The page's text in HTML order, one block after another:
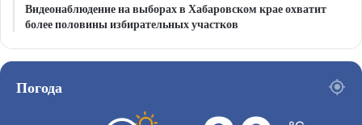
Видеонаблюдение на выборах в Хабаровском крае охватит
более половины избирательных участков
Погода